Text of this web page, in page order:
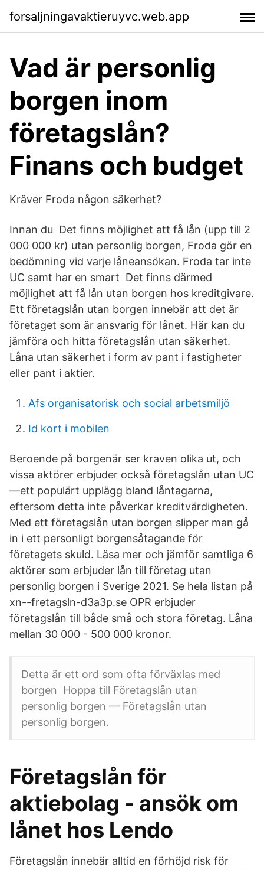
forsaljningavaktieruyvc.web.app
Vad är personlig
borgen inom
företagslån?
Finans och budget
Kräver Froda någon säkerhet?
Innan du Det finns möjlighet att få lån (upp till 2
000 000 kr) utan personlig borgen, Froda gör en
bedömning vid varje låneansökan. Froda tar inte
UC samt har en smart Det finns därmed
möjlighet att få lån utan borgen hos kreditgivare.
Ett företagslån utan borgen innebär att det är
företaget som är ansvarig för lånet. Här kan du
jämföra och hitta företagslån utan säkerhet.
Låna utan säkerhet i form av pant i fastigheter
eller pant i aktier.
Afs organisatorisk och social arbetsmiljö
Id kort i mobilen
Beroende på borgenär ser kraven olika ut, och
vissa aktörer erbjuder också företagslån utan UC
—ett populärt upplägg bland låntagarna,
eftersom detta inte påverkar kreditvärdigheten.
Med ett företagslån utan borgen slipper man gå
in i ett personligt borgensåtagande för
företagets skuld. Läsa mer och jämför samtliga 6
aktörer som erbjuder lån till företag utan
personlig borgen i Sverige 2021. Se hela listan på
xn--fretagsln-d3a3p.se OPR erbjuder
företagslån till både små och stora företag. Låna
mellan 30 000 - 500 000 kronor.
Detta är ett ord som ofta förväxlas med
borgen Hoppa till Företagslån utan
personlig borgen — Företagslån utan
personlig borgen.
Företagslån för
aktiebolag - ansök om
lånet hos Lendo
Företagslån innebär alltid en förhöjd risk för